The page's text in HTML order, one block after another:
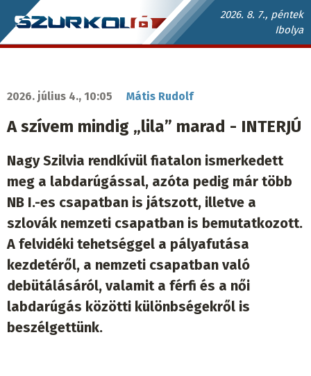
Ugrás
a
2026. 8. 7., péntek
Ibolya
Szurkoló.sk
navigáció
2026. július 4., 10:05 Mátis Rudolf
A szívem mindig „lila” marad - INTERJÚ
Nagy Szilvia rendkívül fiatalon ismerkedett
meg a labdarúgással, azóta pedig már több
NB I.-es csapatban is játszott, illetve a
szlovák nemzeti csapatban is bemutatkozott.
A felvidéki tehetséggel a pályafutása
kezdetéről, a nemzeti csapatban való
debütálásáról, valamit a férfi és a női
labdarúgás közötti különbségekről is
beszélgettünk.